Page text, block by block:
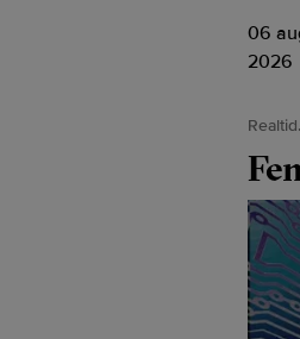
06
2026